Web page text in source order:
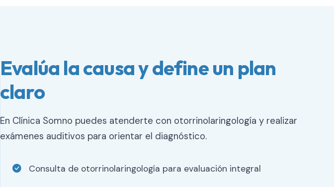
Evalúa la causa y define un plan
claro
En Clínica Somno puedes atenderte con otorrinolaringología y realizar
exámenes auditivos para orientar el diagnóstico.
Consulta de otorrinolaringología para evaluación integral